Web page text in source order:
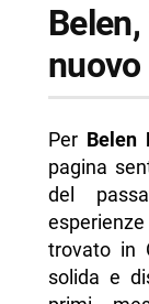
nuovo
Per Belen
pagina
del
trovato in
solida e